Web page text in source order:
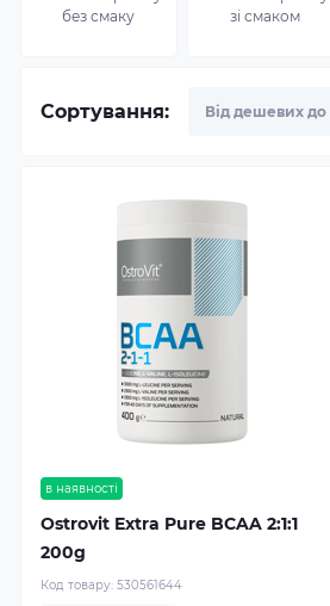
без смаку
зі смаком
Сортування:
в наявності
Ostrovit Extra Pure BCAA 2:1:1
200g
Код товару: 530561644